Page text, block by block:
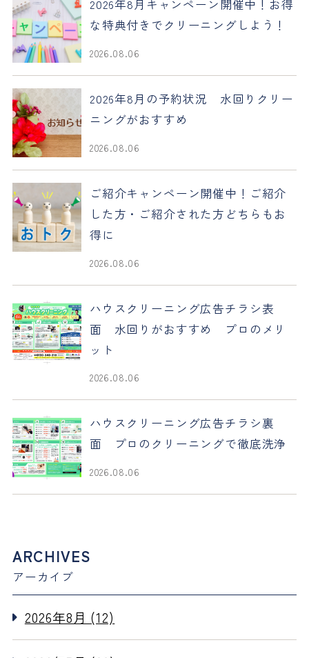
2026年8月キャンペーン開催中！お得
な特典付きでクリーニングしよう！
2026.08.06
2026年8月の予約状況 水回りクリー
ニングがおすすめ
2026.08.06
ご紹介キャンペーン開催中！ご紹介
した方・ご紹介された方どちらもお
得に
2026.08.06
ハウスクリーニング広告チラシ表
面 水回りがおすすめ プロのメリ
ット
2026.08.06
ハウスクリーニング広告チラシ裏
面 プロのクリーニングで徹底洗浄
2026.08.06
ARCHIVES
アーカイブ
2026年8月 (12)